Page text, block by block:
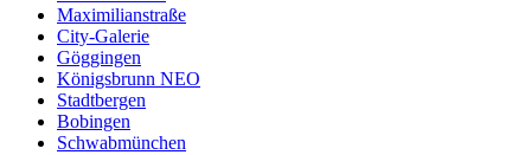
Maximilianstraße
City-Galerie
Göggingen
Königsbrunn NEO
Stadtbergen
Bobingen
Schwabmünchen